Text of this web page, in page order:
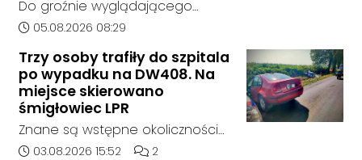
postępowania nie zgłosił się
żaden oferent.
Do groźnie wyglądającego
zdarzenia drogowego doszło w
godziny 6:30 kierujący
samochodem marki Honda
zjechał z drogi i uderzył w
sygnalizator świetlny.
Data dodania artykułu:
05.08.2026 08:29
Trzy osoby trafiły do szpitala
po wypadku na DW408. Na
miejsce skierowano
śmigłowiec LPR
Znane są wstępne okoliczności
zdarzenia drogowego, do
Data dodania artykułu:
03.08.2026 15:52 Liczba komentarzy artykułu:
2